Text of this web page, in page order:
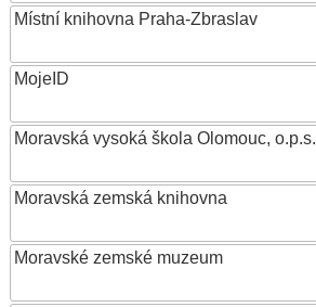
Místní knihovna Praha-Zbraslav
MojeID
Moravská vysoká škola Olomouc, o.p.s.
Moravská zemská knihovna
Moravské zemské muzeum